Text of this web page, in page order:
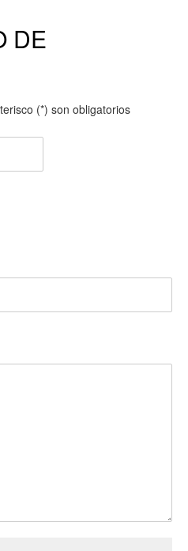
DE
(*) son obligatorios